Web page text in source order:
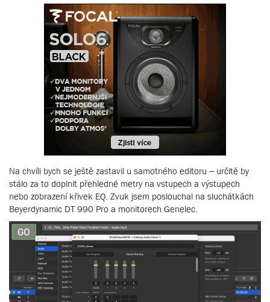
Na chvíli bych se ještě zastavil u samotného editoru – určitě by
stálo za to doplnit přehledné metry na vstupech a výstupech
nebo zobrazení křivek EQ. Zvuk jsem poslouchal na sluchátkách
Beyerdynamic DT 990 Pro a monitorech Genelec.